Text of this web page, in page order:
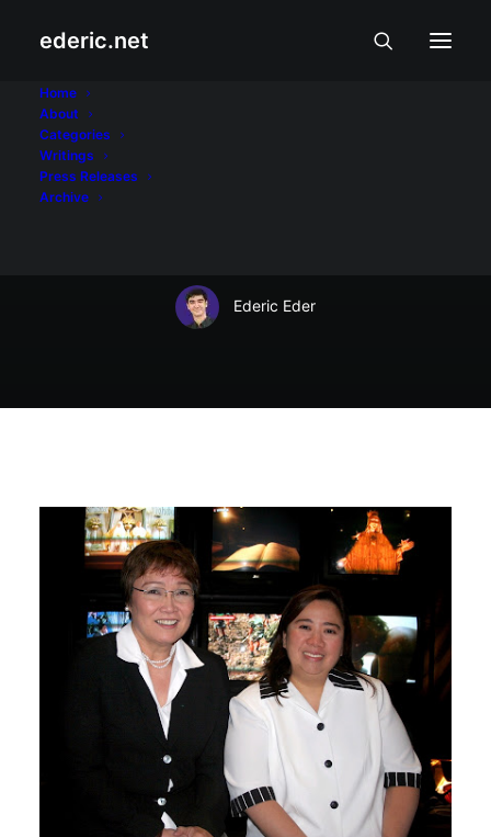
ederic.net
Home
About
Categories
Writings
Press Releases
Archive
20 taon ng GMA
Public Affairs: Ang
Ederic Eder